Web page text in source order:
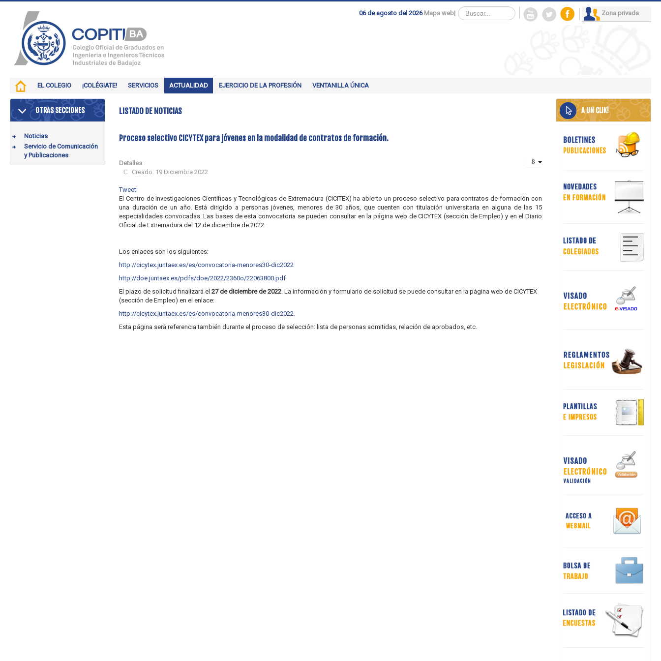
06 de agosto del 2026 Mapa web| Buscar... Zona privada
EL COLEGIO ¡COLÉGIATE! SERVICIOS ACTUALIDAD EJERCICIO DE LA PROFESIÓN VENTANILLA ÚNICA
OTRAS SECCIONES
Noticias
Servicio de Comunicación
y Publicaciones
LISTADO DE NOTICIAS
Proceso selectivo CICYTEX para jóvenes en la modalidad de contratos de formación.
Detalles
Creado: 19 Diciembre 2022
Tweet
El Centro de Investigaciones Científicas y Tecnológicas de Extremadura (CICITEX) ha abierto un proceso selectivo para contratos de formación con
una duración de un año. Está dirigido a personas jóvenes, menores de 30 años, que cuenten con titulación universitaria en alguna de las 15
especialidades convocadas. Las bases de esta convocatoria se pueden consultar en la página web de CICYTEX (sección de Empleo) y en el Diario
Oficial de Extremadura del 12 de diciembre de 2022.
Los enlaces son los siguientes:
http://cicytex.juntaex.es/es/convocatoria-menores30-dic2022
http://doe.juntaex.es/pdfs/doe/2022/2360o/22063800.pdf
El plazo de solicitud finalizará el 27 de diciembre de 2022. La información y formulario de solicitud se puede consultar en la página web de CICYTEX
(sección de Empleo) en el enlace:
http://cicytex.juntaex.es/es/convocatoria-menores30-dic2022.
Esta página será referencia también durante el proceso de selección: lista de personas admitidas, relación de aprobados, etc.
A UN CLIK!